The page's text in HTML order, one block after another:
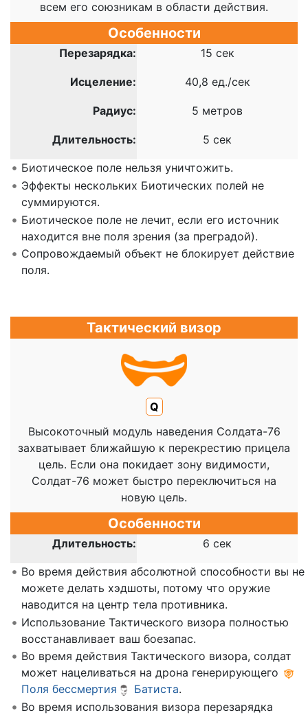
всем его союзникам в области действия.
Особенности
Перезарядка: 15 сек
Исцеление: 40,8 ед./сек
Радиус: 5 метров
Длительность: 5 сек
Биотическое поле нельзя уничтожить.
Эффекты нескольких Биотических полей не
суммируются.
Биотическое поле не лечит, если его источник
находится вне поля зрения (за преградой).
Сопровождаемый объект не блокирует действие
поля.
Тактический визор
Q
Высокоточный модуль наведения Солдата-76
захватывает ближайшую к перекрестию прицела
цель. Если она покидает зону видимости,
Солдат-76 может быстро переключиться на
новую цель.
Особенности
Длительность: 6 сек
Во время действия абсолютной способности вы не
можете делать хэдшоты, потому что оружие
наводится на центр тела противника.
Использование Тактического визора полностью
восстанавливает ваш боезапас.
Во время действия Тактического визора, солдат
может нацеливаться на дрона генерирующего
Поля бессмертия
Батиста.
Во время использования визора перезарядка